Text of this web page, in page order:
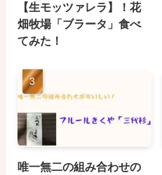
【生モッツァレラ】！花
畑牧場「ブラータ」食べ
てみた！
唯一無二の組み合わせの